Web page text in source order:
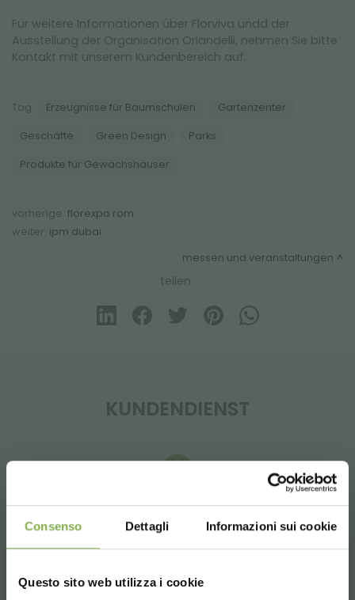
Consenso Dettagli Informazioni sui cookie
Questo sito web utilizza i cookie
Für weitere Informationen über Florviva undd der
Ausstellung der Organisation Orlandelli, nehmen Sie bitte
Kontakt mit unserem Kundenbereich auf.
Tag: Erzeugnisse für Baumschulen Gartenzenter
Geschäfte Green Design Parks
Produkte für Gewächshäuser
vorherige: florexpo rom
weiter: ipm dubai
messen und veranstaltungen
teilen
KUNDENDIENST